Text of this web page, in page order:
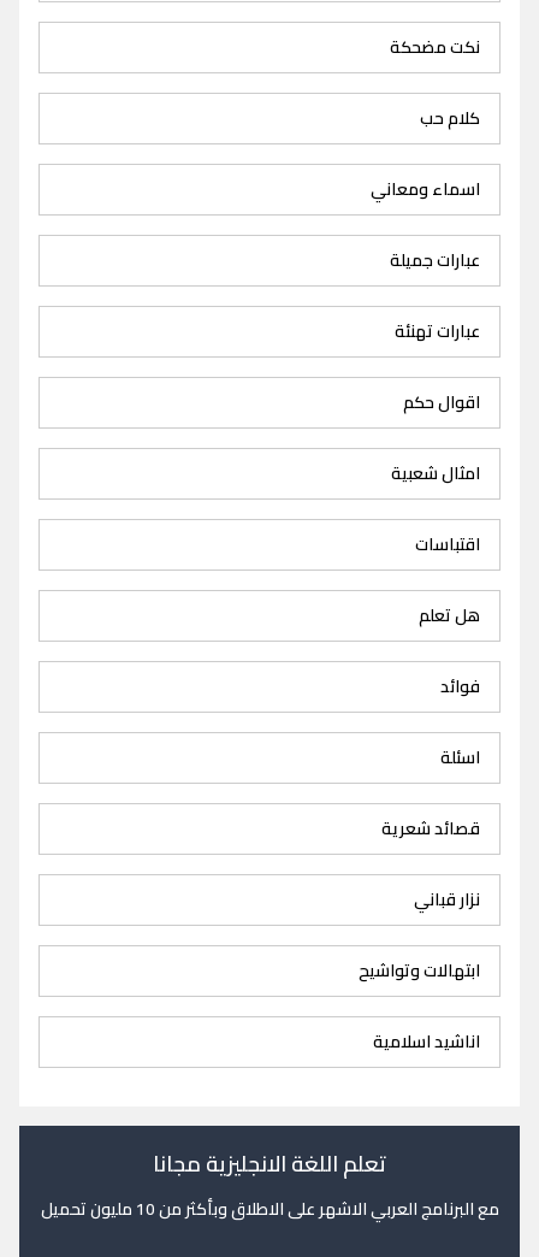
نكت مضحكة
كلام حب
اسماء ومعاني
عبارات جميلة
عبارات تهنئة
اقوال حكم
امثال شعبية
اقتباسات
هل تعلم
فوائد
اسئلة
قصائد شعرية
نزار قباني
ابتهالات وتواشيح
اناشيد اسلامية
تعلم اللغة الانجليزية مجانا
مع البرنامج العربي الاشهر على الاطلاق وبأكثر من 10 مليون تحميل